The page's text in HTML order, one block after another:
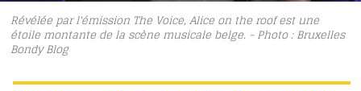
Révélée par l'émission The Voice, Alice on the roof est une
étoile montante de la scène musicale belge. - Photo : Bruxelles
Bondy Blog